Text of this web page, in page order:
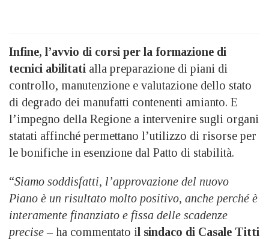
Infine, l’avvio di corsi per la formazione di
tecnici abilitati alla preparazione di piani di
controllo, manutenzione e valutazione dello stato
di degrado dei manufatti contenenti amianto. E
l’impegno della Regione a intervenire sugli organi
statati affinché permettano l’utilizzo di risorse per
le bonifiche in esenzione dal Patto di stabilità.
“Siamo soddisfatti, l’approvazione del nuovo
Piano è un risultato molto positivo, anche perché è
interamente finanziato e fissa delle scadenze
precise – ha commentato il sindaco di Casale Titti